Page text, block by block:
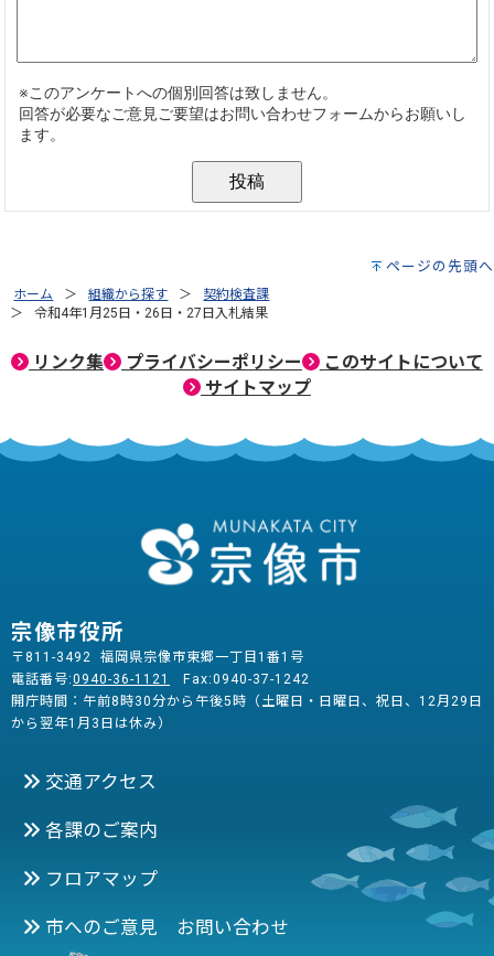
ページの先頭へ
ホーム 組織から探す
契約検査課
令和4年1月25日・26日・27日入札結果
リンク集 プライバシーポリシー
このサイトについて
サイトマップ
宗像市役所
〒811-3492 福岡県宗像市東郷一丁目1番1号
電話番号:0940-36-1121
Fax:0940-37-1242
開庁時間：午前8時30分から午後5時（土曜日・日曜日、祝日、12月29日
から翌年1月3日は休み）
交通アクセス
各課のご案内
フロアマップ
市へのご意見 お問い合わせ